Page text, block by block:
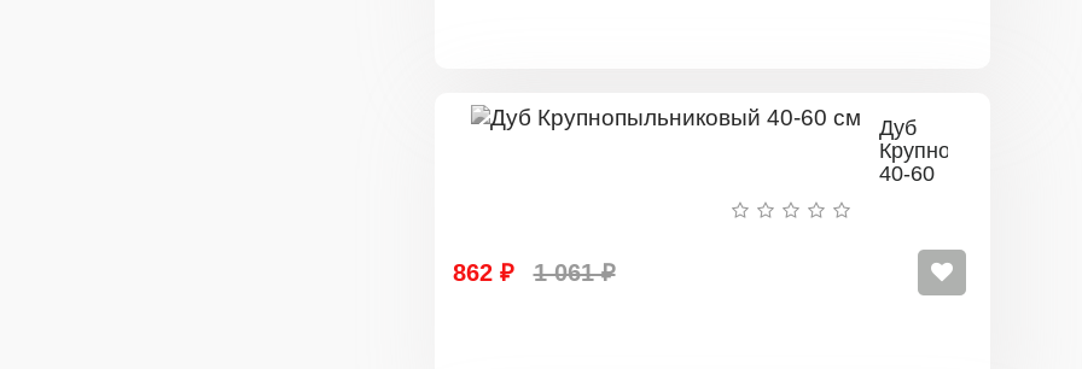
Дуб
40-60
862 ₽ 1 061 ₽